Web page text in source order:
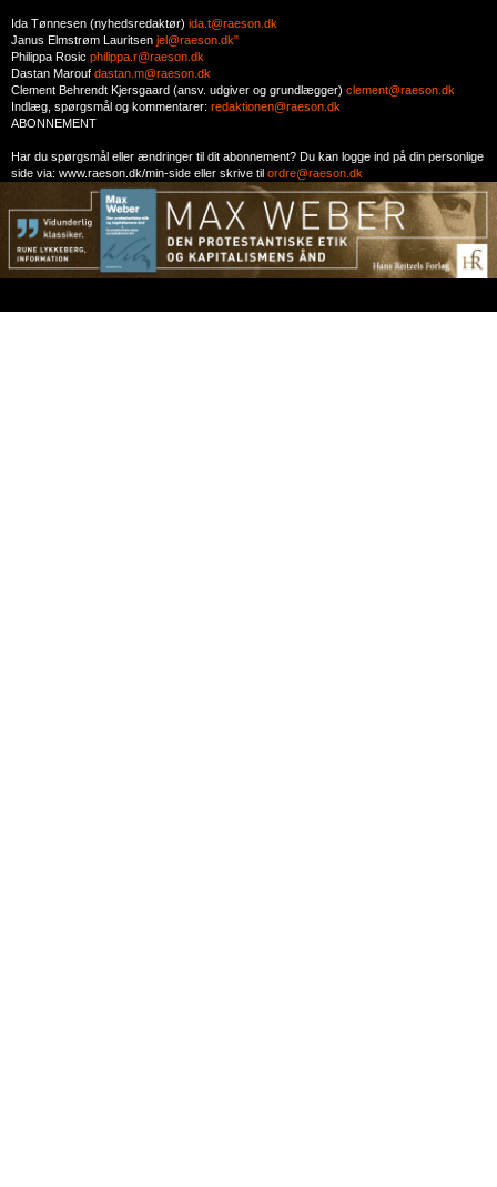
Ida Tønnesen (nyhedsredaktør) ida.t@raeson.dk
Janus Elmstrøm Lauritsen jel@raeson.dk"
Philippa Rosic philippa.r@raeson.dk
Dastan Marouf dastan.m@raeson.dk
Clement Behrendt Kjersgaard (ansv. udgiver og grundlægger) clement@raeson.dk
Indlæg, spørgsmål og kommentarer: redaktionen@raeson.dk
ABONNEMENT
Har du spørgsmål eller ændringer til dit abonnement? Du kan logge ind på din personlige
side via: www.raeson.dk/min-side eller skrive til ordre@raeson.dk